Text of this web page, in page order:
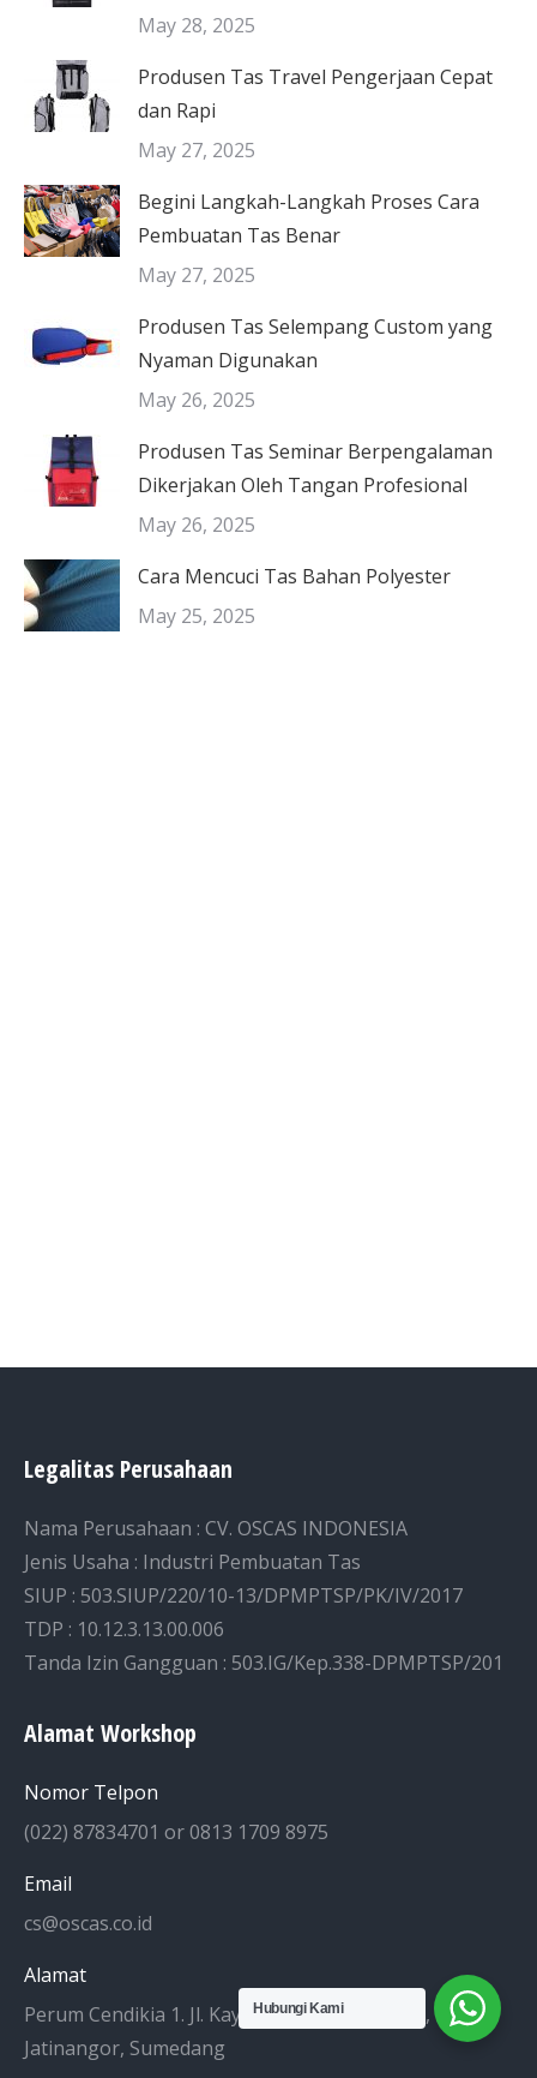
May 28, 2025
Produsen Tas Travel Pengerjaan Cepat
dan Rapi
May 27, 2025
Begini Langkah-Langkah Proses Cara
Pembuatan Tas Benar
May 27, 2025
Produsen Tas Selempang Custom yang
Nyaman Digunakan
May 26, 2025
Produsen Tas Seminar Berpengalaman
Dikerjakan Oleh Tangan Profesional
May 26, 2025
Cara Mencuci Tas Bahan Polyester
May 25, 2025
Legalitas Perusahaan
Nama Perusahaan : CV. OSCAS INDONESIA
Jenis Usaha : Industri Pembuatan Tas
SIUP : 503.SIUP/220/10-13/DPMPTSP/PK/IV/2017
TDP : 10.12.3.13.00.006
Tanda Izin Gangguan : 503.IG/Kep.338-DPMPTSP/201
Alamat Workshop
Nomor Telpon
(022) 87834701 or 0813 1709 8975
Email
cs@oscas.co.id
Alamat
Perum Cendikia 1. Jl. Kayu Jati Raya No. 30-32, Cileles,
Jatinangor, Sumedang
Hubungi Kami